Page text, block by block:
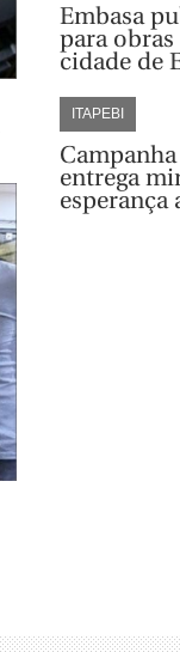
Embasa
para
cidade de
ITAPEBI
entrega
esperança